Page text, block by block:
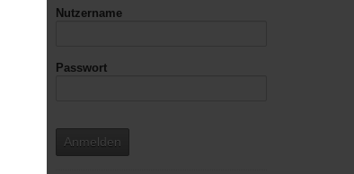
Nutzername
Passwort
Anmelden